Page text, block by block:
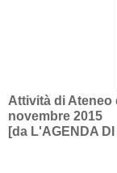
Attività di Ateneo
novembre 2015
[da L'AGENDA DI